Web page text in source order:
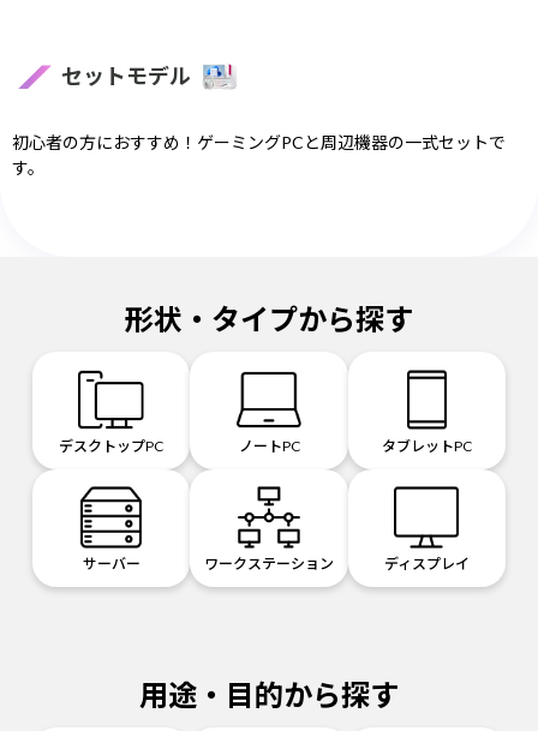
セットモデル
初心者の方におすすめ！ゲーミングPCと周辺機器の一式セットで
す。
形状・タイプから探す
デスクトップPC ノートPC タブレットPC
サーバー ワークステーション ディスプレイ
用途・目的から探す